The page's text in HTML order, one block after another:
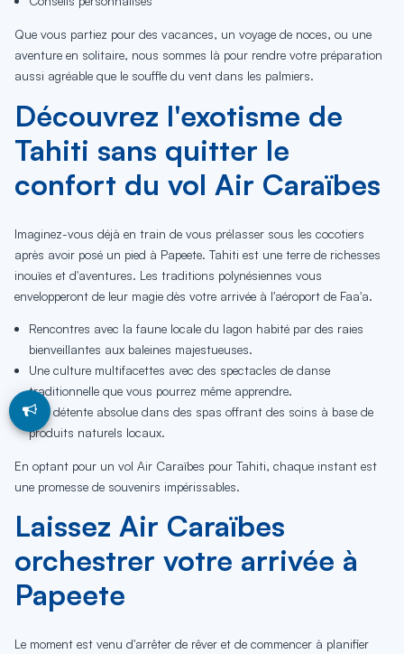
Que vous partiez pour des vacances, un voyage de noces, ou une
aventure en solitaire, nous sommes là pour rendre votre préparation
aussi agréable que le souffle du vent dans les palmiers.
Découvrez l'exotisme de
Tahiti sans quitter le
confort du vol Air Caraïbes
Imaginez-vous déjà en train de vous prélasser sous les cocotiers
après avoir posé un pied à Papeete. Tahiti est une terre de richesses
inouïes et d'aventures. Les traditions polynésiennes vous
envelopperont de leur magie dès votre arrivée à l'aéroport de Faa'a.
Rencontres avec la faune locale du lagon habité par des raies
bienveillantes aux baleines majestueuses.
Une culture multifacettes avec des spectacles de danse
traditionnelle que vous pourrez même apprendre.
Une détente absolue dans des spas offrant des soins à base de
produits naturels locaux.
En optant pour un vol Air Caraïbes pour Tahiti, chaque instant est
une promesse de souvenirs impérissables.
Laissez Air Caraïbes
orchestrer votre arrivée à
Papeete
Le moment est venu d'arrêter de rêver et de commencer à planifier